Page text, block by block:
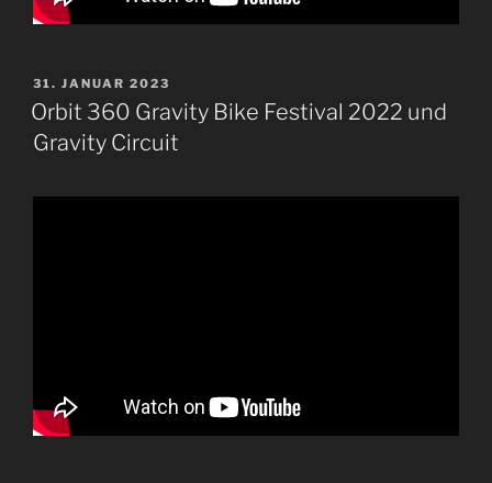
VERÖFFENTLICHT
AM
31. JANUAR 2023
Orbit 360 Gravity Bike Festival 2022 und
Gravity Circuit